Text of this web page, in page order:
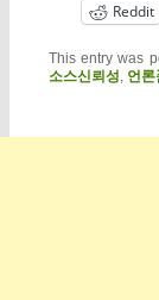
Reddit
This entry was
소스신뢰성, 언론